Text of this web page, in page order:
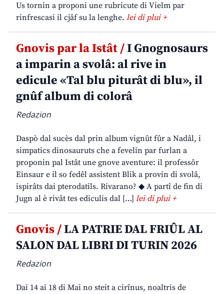
Us tornin a proponi une rubricute di Vielm par
rinfrescasi il cjâf su la lenghe. lei di plui +
Gnovis par la Istât /I Gnognosaurs
a imparin a svolâ: al rive in
edicule «Tal blu piturât di blu», il
gnûf album di colorâ
Redazion
Daspò dal sucès dal prin album vignût fûr a Nadâl, i
simpatics dinosauruts che a fevelin par furlan a
proponin pal Istât une gnove aventure: il professôr
Einsaur e il so fedêl assistent Blik a provin di svolâ,
ispirâts dai pterodatils. Rivarano? ◆ A partî de fin di
Jugn al è rivât tes ediculis dal […] lei di plui +
Gnovis /LA PATRIE DAL FRIÛL AL
SALON DAL LIBRI DI TURIN 2026
Redazion
Dai 14 ai 18 di Mai no steit a cirînus, noaltris de